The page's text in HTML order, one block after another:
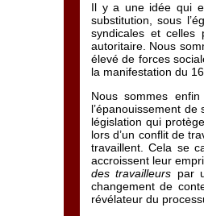
Il y a une idée qui
substitution, sous
syndicales et celles
autoritaire. Nous
élevé de forces
la manifestation du
Nous sommes
l’épanouissement
législation qui
lors d’un conflit de
travaillent. Cela se
accroissent leur
des travailleurs par
changement de
révélateur du